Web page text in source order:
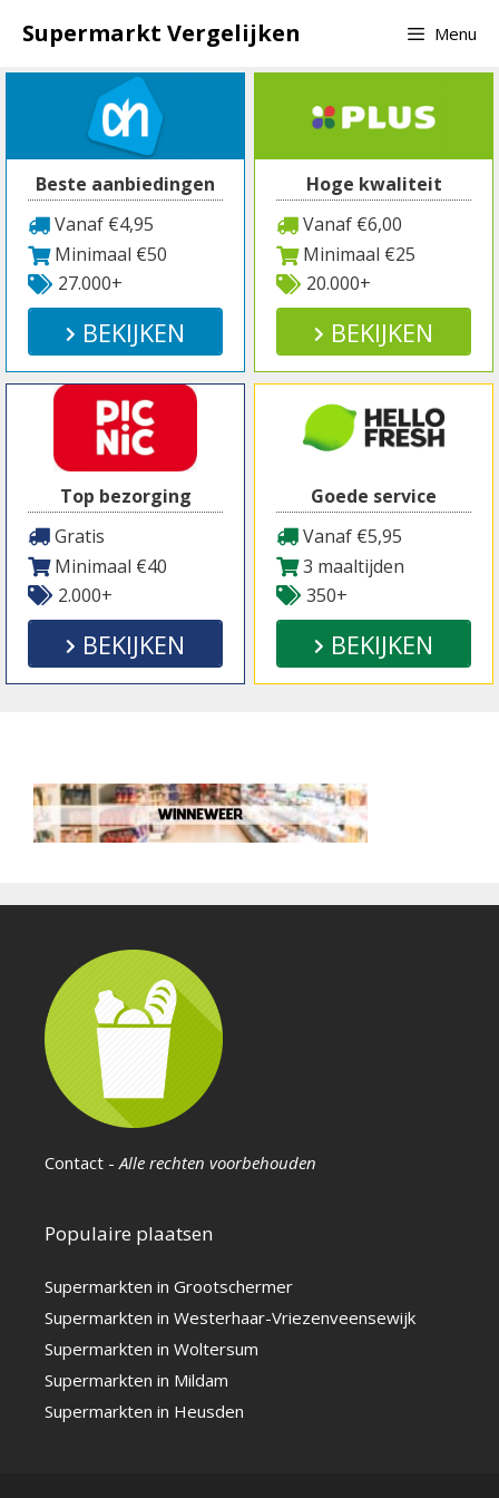
naar
inhoud
Supermarkt Vergelijken Menu
Beste aanbiedingen
Vanaf €4,95
Minimaal €50
27.000+
BEKIJKEN
Hoge kwaliteit
Vanaf €6,00
Minimaal €25
20.000+
BEKIJKEN
Top bezorging
Gratis
Minimaal €40
2.000+
BEKIJKEN
Goede service
Vanaf €5,95
3 maaltijden
350+
BEKIJKEN
Contact - Alle rechten voorbehouden
Populaire plaatsen
Supermarkten in Grootschermer
Supermarkten in Westerhaar-Vriezenveensewijk
Supermarkten in Woltersum
Supermarkten in Mildam
Supermarkten in Heusden